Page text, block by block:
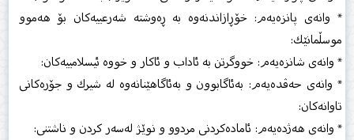
* وانەی پانزەیەم: خۆڕازاندنەوە بە ڕەوشتە شەرعییەكان بۆ هەموو
موسڵمانێك:
* وانەی شانزەیەم: خووگرتن بە ئاداب و ئاكار و خووە ئیسلامییەكان:
* وانەی حەڤدەیەم: بەئاگابوون و بەئاگاهێنانەوە لە شیرك و جۆرەكانی
تاوانەكان:
* وانەی هەژدەیەم: ئامادەكردنی مردوو و نوێژ لەسەر كردن و ناشتنی: